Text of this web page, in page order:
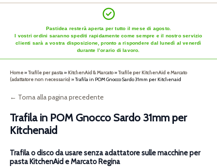
Pastidea resterà aperta per tutto il mese di agosto.
I vostri ordini saranno spediti rapidamente come sempre e il nostro servizio
clienti sarà a vostra disposizione, pronto a rispondere dal lunedì al venerdì
durante l’orario di lavoro.
Home»Trafile per pasta» KitchenAid & Marcato»Trafile per KitchenAid e Marcato
(adattatore non necessario)»Trafila in POM Gnocco Sardo 31mm per Kitchenaid
← Torna alla pagina precedente
Trafila in POM Gnocco Sardo 31mm per
Kitchenaid
Trafila o disco da usare senza adattatore sulle macchine per
pasta KitchenAid e Marcato Regina